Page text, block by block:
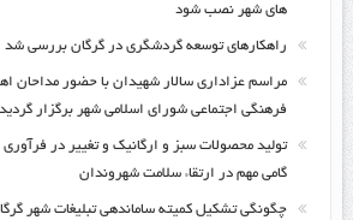
های شهر نصب شود
راهکارهای توسعه گردشگری در گرگان بررسی شد
مراسم عزاداری سالار شهیدان با حضور مداحان
فرهنگی اجتماعی شورای اسلامی شهر برگزار گردید
تولید محصولات سبز و ارگانیک و تغییر در
گامی مهم در ارتقاء سلامت شهروندان
چگونگی تشکیل کمیته ساماندهی تبلیغات شهر